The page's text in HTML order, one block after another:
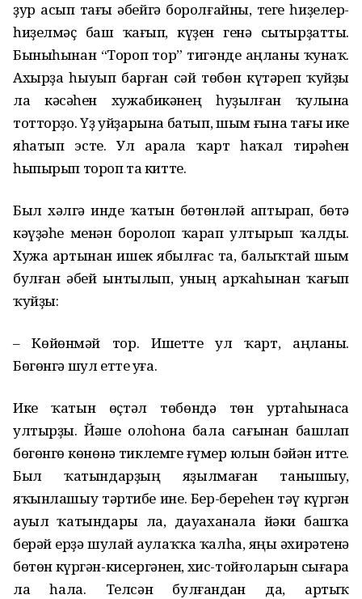
ҙур асып тағы әбейгә боролғайны, теге һиҙелер-
һиҙелмәҫ баш ҡағып, күҙен генә сытырҙатты.
Быныһынан “Тороп тор” тигәнде аңланы ҡунаҡ.
Ахырҙа һыуып барған сәй төбөн күтәреп ҡуйҙы
ла кәсәһен хужабикәнең һуҙылған ҡулына
тотторҙо. Үҙ уйҙарына батып, шым ғына тағы ике
яһатып эсте. Ул арала ҡарт һаҡал тирәһен
һыпырып тороп та китте.
Был хәлгә инде ҡатын бөтөнләй аптырап, бөтә
кәүҙәһе менән боролоп ҡарап ултырып ҡалды.
Хужа артынан ишек ябылғас та, балыҡтай шым
булған әбей ынтылып, уның арҡаһынан ҡағып
ҡуйҙы:
– Көйөнмәй тор. Ишетте ул ҡарт, аңланы.
Бөгөнгә шул етте уға.
Ике ҡатын өҫтәл төбөндә төн уртаһынаса
ултырҙы. Йәше олоһона бала сағынан башлап
бөгөнгө көнөнә тиклемге ғүмер юлын бәйән итте.
Был ҡатындарҙың яҙылмаған танышыу,
яҡынлашыу тәртибе ине. Бер-береһен тәү күргән
ауыл ҡатындары ла, дауаханала йәки башҡа
берәй ерҙә шулай аулаҡҡа ҡалһа, яңы әхирәтенә
бөтөн күргән-кисергәнен, хис-тойғоларын сығара
ла һала. Телсән булғандан да, артыҡ